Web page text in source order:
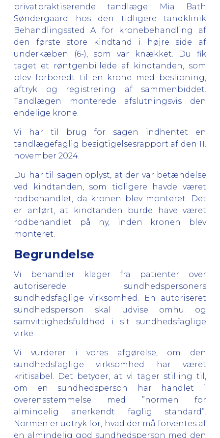
privatpraktiserende tandlæge Mia Bath
Søndergaard hos den tidligere tandklinik
Behandlingssted A for kronebehandling af
den første store kindtand i højre side af
underkæben (6-), som var knækket. Du fik
taget et røntgenbillede af kindtanden, som
blev forberedt til en krone med beslibning,
aftryk og registrering af sammenbiddet.
Tandlægen monterede afslutningsvis den
endelige krone.
Vi har til brug for sagen indhentet en
tandlægefaglig besigtigelsesrapport af den 11.
november 2024.
Du har til sagen oplyst, at der var betændelse
ved kindtanden, som tidligere havde været
rodbehandlet, da kronen blev monteret. Det
er anført, at kindtanden burde have været
rodbehandlet på ny, inden kronen blev
monteret.
Begrundelse
Vi behandler klager fra patienter over
autoriserede sundhedspersoners
sundhedsfaglige virksomhed. En autoriseret
sundhedsperson skal udvise omhu og
samvittighedsfuldhed i sit sundhedsfaglige
virke.
Vi vurderer i vores afgørelse, om den
sundhedsfaglige virksomhed har været
kritisabel. Det betyder, at vi tager stilling til,
om en sundhedsperson har handlet i
overensstemmelse med ”normen for
almindelig anerkendt faglig standard”.
Normen er udtryk for, hvad der må forventes af
en almindelig god sundhedsperson med den